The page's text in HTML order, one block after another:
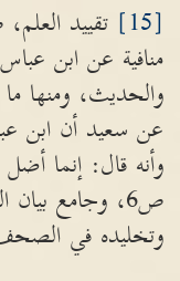
[15]
منافية عن ابن
والحديث، ومنها
عن سعيد أن ابن
وأنه قال: إنما
ص6، وجامع
وتخليده في